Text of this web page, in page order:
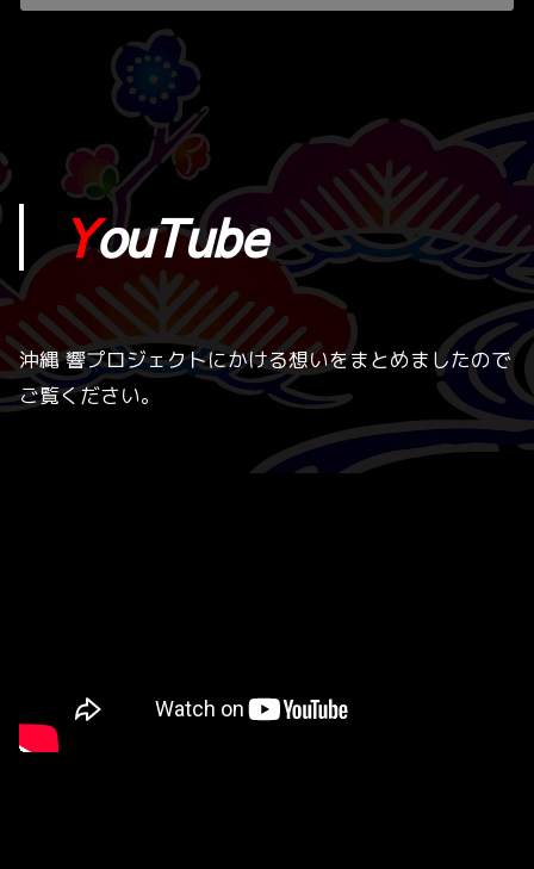
YouTube
沖縄 響プロジェクトにかける想いをまとめましたので
ご覧ください。